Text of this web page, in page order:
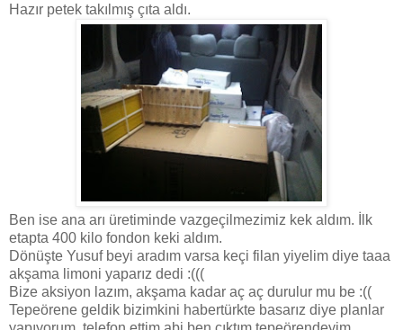
Hazır petek takılmış çıta aldı.
Ben ise ana arı üretiminde vazgeçilmezimiz kek aldım. İlk
etapta 400 kilo fondon keki aldım.
Dönüşte Yusuf beyi aradım varsa keçi filan yiyelim diye taaa
akşama limoni yaparız dedi :(((
Bize aksiyon lazım, akşama kadar aç aç durulur mu be :((
Tepeörene geldik bizimkini habertürkte basarız diye planlar